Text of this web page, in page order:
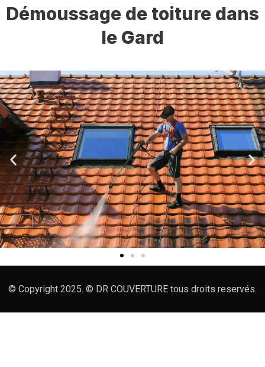
Démoussage de toiture dans
le Gard
© Copyright 2025. © DR COUVERTURE tous droits reservés.